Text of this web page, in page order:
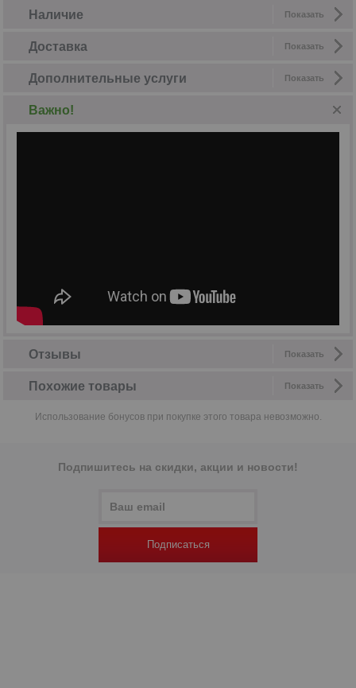
Показать
Наличие
Показать
Доставка
Показать
Дополнительные услуги
Важно!
Показать
Отзывы
Показать
Похожие товары
Использование бонусов при покупке этого товара невозможно.
Подпишитесь на скидки, акции и новости!
Подписаться